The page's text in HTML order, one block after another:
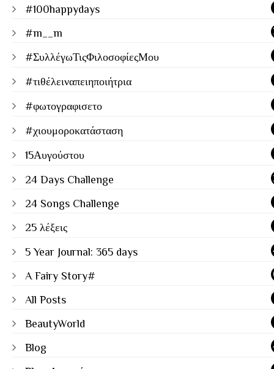
#100happydays
#m__m
#ΣυλλέγωΤιςΦιλοσοφίεςΜου
#τιθέλειναπειηποιήτρια
#φωτογραφισετο
#χιουμοροκατάσταση
15Αυγούστου
24 Days Challenge
24 Songs Challenge
25 λέξεις
5 Year Journal: 365 days
A Fairy Story#
All Posts
BeautyWorld
Blog